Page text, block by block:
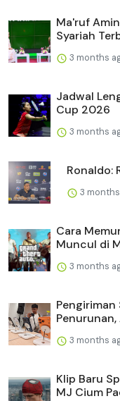
Ma'ruf
Syariah
3 months
Jadwal
Cup 2026
3 months
Ronaldo:
3
Cara
Muncul di
3 months
Penurunan,
3 months
Klip Baru
MJ Cium